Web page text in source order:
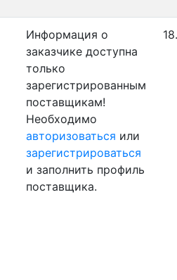
Информация о
заказчике доступна
только
зарегистрированным
поставщикам!
Необходимо
авторизоваться или
зарегистрироваться
и заполнить профиль
поставщика.